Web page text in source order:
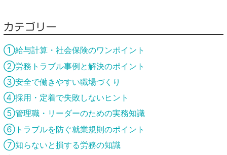
カテゴリー
①給与計算・社会保険のワンポイント
②労務トラブル事例と解決のポイント
③安全で働きやすい職場づくり
④採用・定着で失敗しないヒント
⑤管理職・リーダーのための実務知識
⑥トラブルを防ぐ就業規則のポイント
⑦知らないと損する労務の知識